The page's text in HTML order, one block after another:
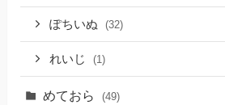
ぽちいぬ (32)
れいじ (1)
めておら (49)